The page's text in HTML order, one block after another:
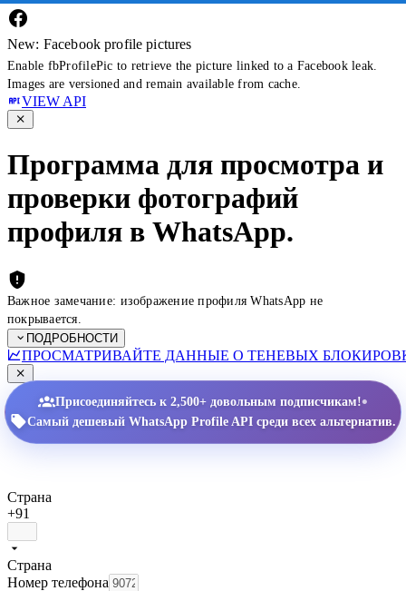
New: Facebook profile pictures
Enable fbProfilePic to retrieve the picture linked to a Facebook leak.
Images are versioned and remain available from cache.
VIEW API
Программа для просмотра и
проверки фотографий
профиля в WhatsApp.
Важное замечание: изображение профиля WhatsApp не
покрывается.
ПОДРОБНОСТИ
ПРОСМАТРИВАЙТЕ ДАННЫЕ О ТЕНЕВЫХ
Присоединяйтесь к 2,500+ довольным подписчикам!•
Самый дешевый WhatsApp Profile API среди всех альтернатив.
Страна
+91
Страна
Номер телефона